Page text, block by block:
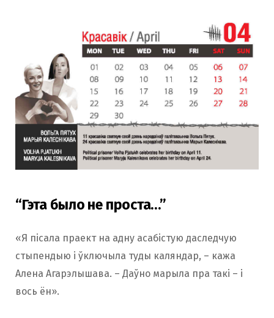
“Гэта было не проста…”
«Я пісала праект на адну асабістую даследчую
стыпендыю і ўключыла туды каляндар, – кажа
Алена Агарэлышава. – Даўно марыла пра такі – і
вось ён».